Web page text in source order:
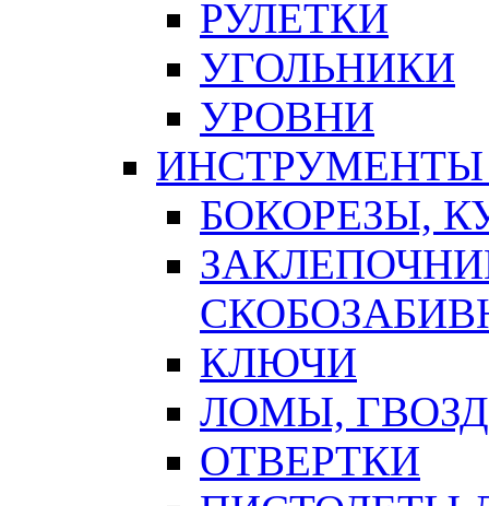
РУЛЕТКИ
УГОЛЬНИКИ
УРОВНИ
БОКОРЕЗЫ,
КЛЮЧИ
ЛОМЫ,
ОТВЕРТКИ